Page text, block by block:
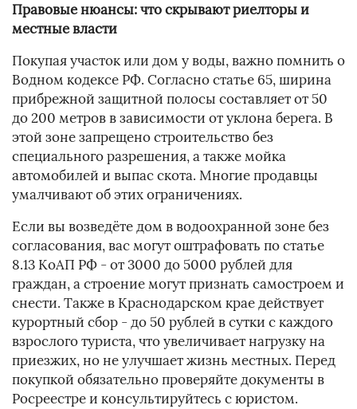
Правовые нюансы: что скрывают риелторы и
местные власти
Покупая участок или дом у воды, важно помнить о
Водном кодексе РФ. Согласно статье 65, ширина
прибрежной защитной полосы составляет от 50
до 200 метров в зависимости от уклона берега. В
этой зоне запрещено строительство без
специального разрешения, а также мойка
автомобилей и выпас скота. Многие продавцы
умалчивают об этих ограничениях.
Если вы возведёте дом в водоохранной зоне без
согласования, вас могут оштрафовать по статье
8.13 КоАП РФ - от 3000 до 5000 рублей для
граждан, а строение могут признать самостроем и
снести. Также в Краснодарском крае действует
курортный сбор - до 50 рублей в сутки с каждого
взрослого туриста, что увеличивает нагрузку на
приезжих, но не улучшает жизнь местных. Перед
покупкой обязательно проверяйте документы в
Росреестре и консультируйтесь с юристом.